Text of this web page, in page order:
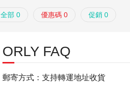
全部 0 優惠碼 0 促銷 0
ORLY FAQ
郵寄方式：支持轉運地址收貨